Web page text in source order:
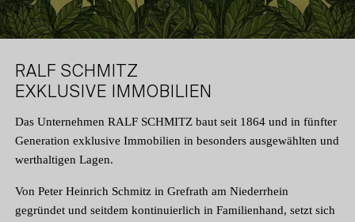
RALF SCHMITZ
EXKLUSIVE IMMOBILIEN
Das Unternehmen RALF SCHMITZ baut seit 1864 und in fünfter
Generation exklusive Immobilien in besonders ausgewählten und
werthaltigen Lagen.
Von Peter Heinrich Schmitz in Grefrath am Niederrhein
gegründet und seitdem kontinuierlich in Familienhand, setzt sich